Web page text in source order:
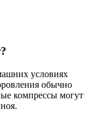
условиях
обычно
компрессы могут